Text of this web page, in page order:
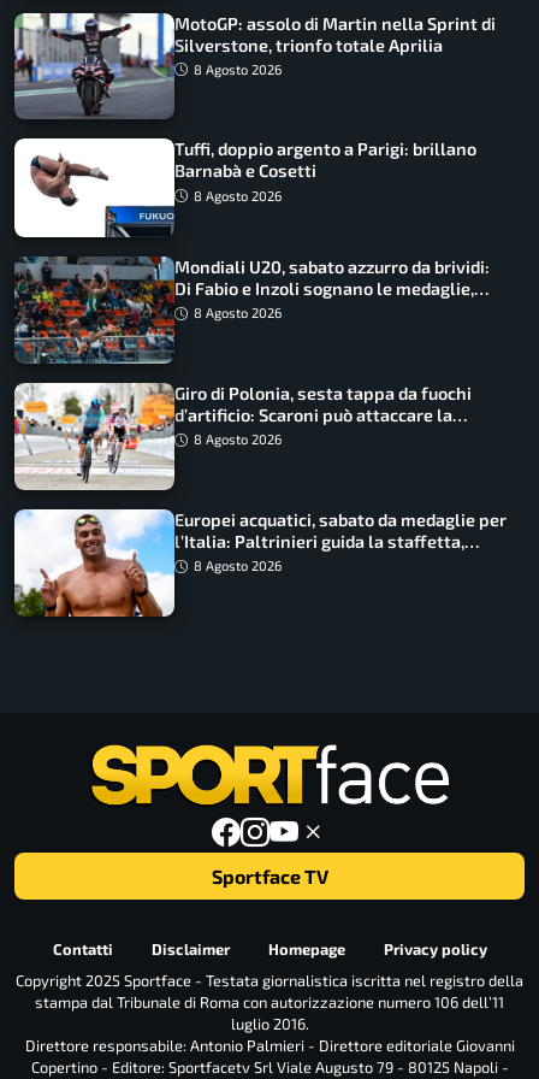
MotoGP: assolo di Martin nella Sprint di
Silverstone, trionfo totale Aprilia
8 Agosto 2026
Tuffi, doppio argento a Parigi: brillano
Barnabà e Cosetti
8 Agosto 2026
Mondiali U20, sabato azzurro da brividi:
Di Fabio e Inzoli sognano le medaglie,
Castellani e Succo in finale
8 Agosto 2026
Giro di Polonia, sesta tappa da fuochi
d’artificio: Scaroni può attaccare la
maglia di Lemmen
8 Agosto 2026
Europei acquatici, sabato da medaglie per
l’Italia: Paltrinieri guida la staffetta,
Barnabà sogna l’oro dalle grandi altezze
8 Agosto 2026
Sportface TV
Contatti Disclaimer Homepage
Privacy policy
Copyright 2025 Sportface - Testata giornalistica iscritta nel registro della
stampa dal Tribunale di Roma con autorizzazione numero 106 dell’11
luglio 2016.
Direttore responsabile: Antonio Palmieri - Direttore editoriale Giovanni
Copertino - Editore: Sportfacetv Srl Viale Augusto 79 - 80125 Napoli -